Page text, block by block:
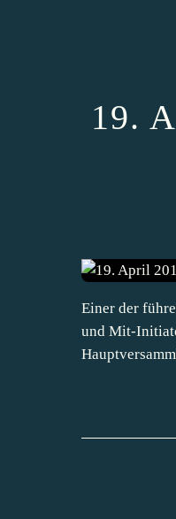
19.
Einer der
und Mit-